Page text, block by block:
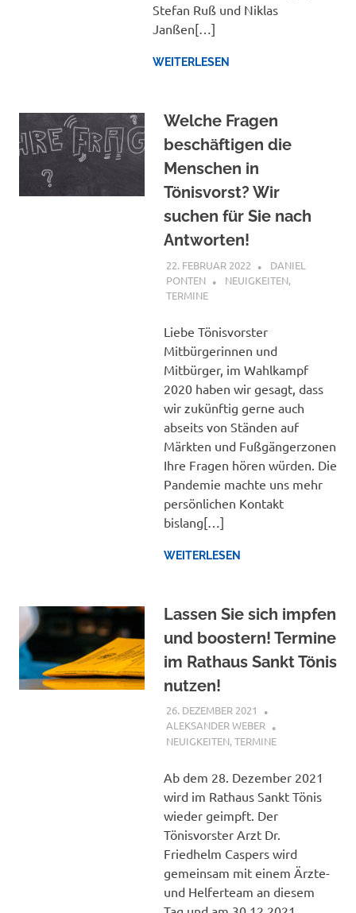
Stefan Ruß und Niklas
Janßen[…]
WEITERLESEN
Welche Fragen
beschäftigen die
Menschen in
Tönisvorst? Wir
suchen für Sie nach
Antworten!
22. FEBRUAR 2022
DANIEL
PONTEN
NEUIGKEITEN,
TERMINE
Liebe Tönisvorster
Mitbürgerinnen und
Mitbürger, im Wahlkampf
2020 haben wir gesagt, dass
wir zukünftig gerne auch
abseits von Ständen auf
Märkten und Fußgängerzonen
Ihre Fragen hören würden. Die
Pandemie machte uns mehr
persönlichen Kontakt
bislang[…]
WEITERLESEN
Lassen Sie sich impfen
und boostern! Termine
im Rathaus Sankt Tönis
nutzen!
26. DEZEMBER 2021
ALEKSANDER WEBER
NEUIGKEITEN,TERMINE
Ab dem 28. Dezember 2021
wird im Rathaus Sankt Tönis
wieder geimpft. Der
Tönisvorster Arzt Dr.
Friedhelm Caspers wird
gemeinsam mit einem Ärzte-
und Helferteam an diesem